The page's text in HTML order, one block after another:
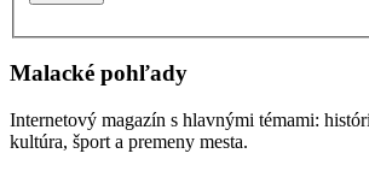
Malacké pohľady
Internetový magazín s hlavnými témami:
kultúra, šport a premeny mesta.